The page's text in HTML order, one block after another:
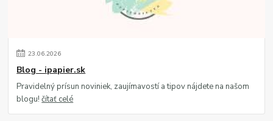
23.06.2026
Blog - ipapier.sk
Pravidelný prísun noviniek, zaujímavostí a tipov nájdete na našom
blogu!čítať celé